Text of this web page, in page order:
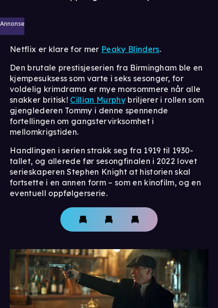
Annonse
Netflix er klare for mer Peaky Blinders.
Den brutale prestisjeserien fra Birmingham ble en
kjempesuksess som varte i seks sesonger, for
voldelig krimdrama er mye morsommere når alle
snakker britisk! Cillian Murphybriljerer i rollen som
gjenglederen Tommy i denne spennende
fortellingen om gangstervirksomhet i
mellomkrigstiden.
Handlingen i serien strakk seg fra 1919 til 1930-
tallet, og allerede før sesongfinalen i 2022 lovet
serieskaperen Stephen Knight at historien skal
fortsette i en annen form – som en kinofilm, og en
eventuell oppfølgerserie.